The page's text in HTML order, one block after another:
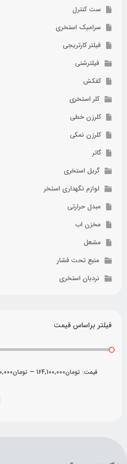
ست کنترل
سرامیک استخری
فیلتر کارتریجی
فیلترشنی
کفکش
کلر استخری
کلرزن خطی
کلرزن نمکی
گاتر
گریل استخری
لوازم نگهداری استخر
مبدل حرارتی
مخزن اب
مشعل
منبع تحت فشار
نردبان استخری
فیلتر براساس قیمت
قيمت: تومان164,100,000 — تومان315,000,000